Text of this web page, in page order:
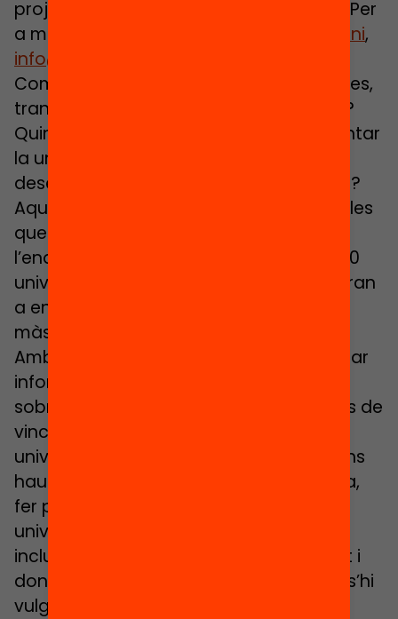
projecte Via Universitària hi reflexionen. Per
a més informació
#viauni,
info@viauniversitaria.net
Com treballar les competències bàsiques,
transversals i tècniques a la universitat?
Quin model d’aprenentatge ha d’implantar
la universitat? Quines habilitats es
desenvolupen estudiant a la universitat?
Aquestes i moltes altres preguntes són les
que volem contestar mitjançant
l’enquesta online Via Universitària que 20
universitats de la Xarxa Vives començaran
a enviar als seus estudiants de grau i
màster. Participa-hi!
Amb aquesta enquesta esperem generar
informació rigorosa, objectiva i àmplia
sobre les condicions de vida i les formes de
vinculació amb l’estudi dels estudiants
universitaris en l’actualitat. Les dades ens
hauran de permetre, en última instància,
fer propostes per a unes polítiques
universitàries orientades a un model
inclusiu, que abraci la diversitat creixent i
doni les oportunitats necessàries a qui s’hi
vulgui acollir.